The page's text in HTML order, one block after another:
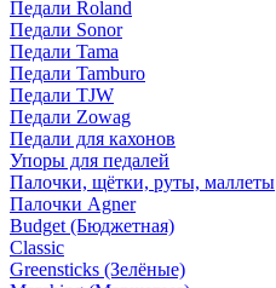
Педали Roland
Педали Sonor
Педали Tama
Педали Tamburo
Педали TJW
Педали Zowag
Педали для кахонов
Упоры для педалей
Палочки, щётки, руты, маллеты
Палочки Agner
Budget (Бюджетная)
Classic
Greensticks (Зелёные)